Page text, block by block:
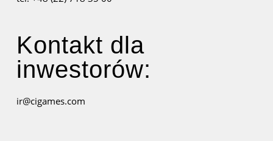
Kontakt dla
inwestorów:
ir@cigames.com